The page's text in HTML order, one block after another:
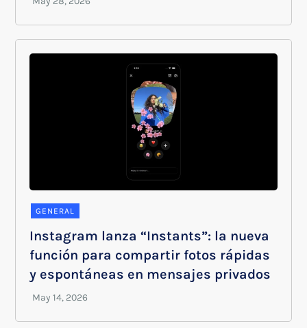
GENERAL
Instagram lanza “Instants”: la nueva
función para compartir fotos rápidas
y espontáneas en mensajes privados